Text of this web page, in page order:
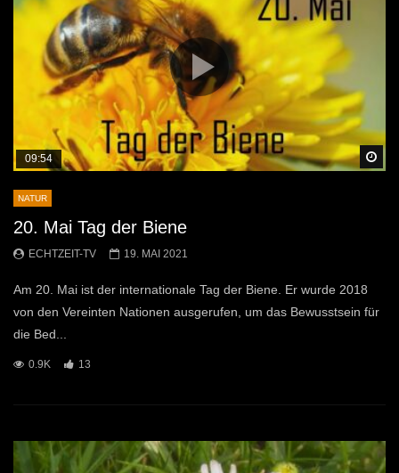
09:54
NATUR
20. Mai Tag der Biene
ECHTZEIT-TV 19. MAI 2021
Am 20. Mai ist der internationale Tag der Biene. Er wurde 2018
von den Vereinten Nationen ausgerufen, um das Bewusstsein für
die Bed...
0.9K 13